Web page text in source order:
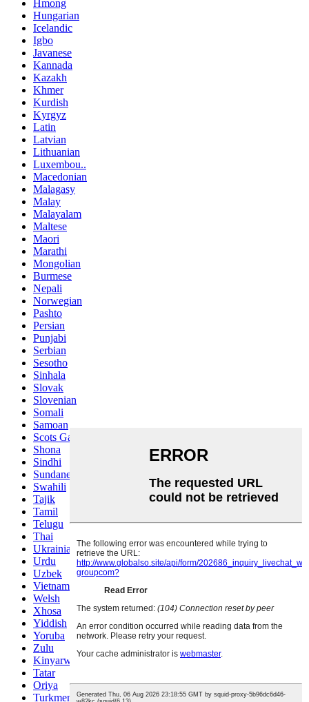
Hmong
Hungarian
Icelandic
Igbo
Javanese
Kannada
Kazakh
Khmer
Kurdish
Kyrgyz
Latin
Latvian
Lithuanian
Luxembou..
Macedonian
Malagasy
Malay
Malayalam
Maltese
Maori
Marathi
Mongolian
Burmese
Nepali
Norwegian
Pashto
Persian
Punjabi
Serbian
Sesotho
Sinhala
Slovak
Slovenian
Somali
Samoan
Scots Gaelic
Shona
Sindhi
Sundanese
Swahili
Tajik
Tamil
Telugu
Thai
Ukrainian
Urdu
Uzbek
Vietnamese
Welsh
Xhosa
Yiddish
Yoruba
Zulu
Kinyarwanda
Tatar
Oriya
Turkmen